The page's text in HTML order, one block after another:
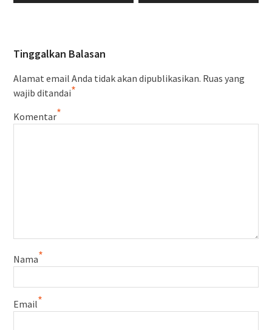
Tinggalkan Balasan
Alamat email Anda tidak akan dipublikasikan. Ruas yang
wajib ditandai*
Komentar*
Nama*
Email*